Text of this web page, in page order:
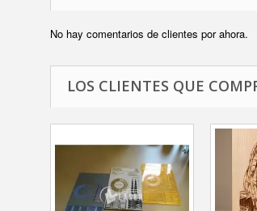
No hay comentarios de clientes por ahora.
LOS CLIENTES QUE